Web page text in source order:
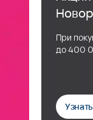
При
до 400